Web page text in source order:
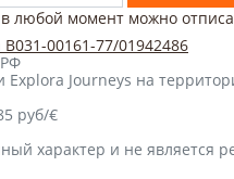
любой момент можно
00161-77/01942486
Explora Journeys на
руб/€
характер и не является